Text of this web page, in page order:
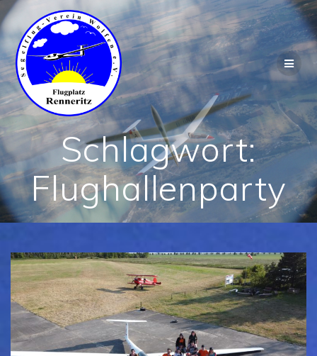
Zum
Inhalt
springen
Schlagwort:
Flughallenparty